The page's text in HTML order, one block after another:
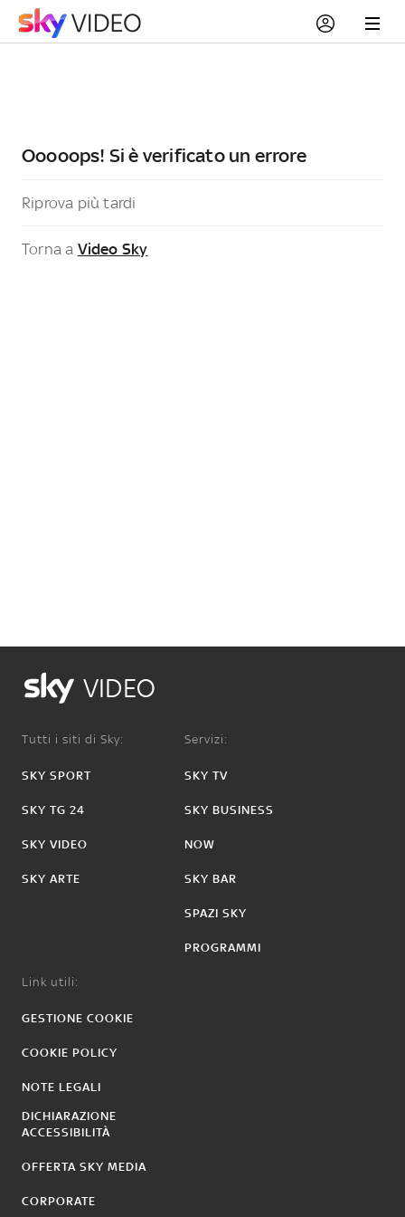
Ooooops! Si è verificato un errore
Riprova più tardi
Torna a Video Sky
VIDEO
Tutti i siti di Sky:
SKY SPORT
SKY TG 24
SKY VIDEO
SKY ARTE
Servizi:
SKY TV
SKY BUSINESS
NOW
SKY BAR
SPAZI SKY
PROGRAMMI
Link utili:
GESTIONE COOKIE
COOKIE POLICY
NOTE LEGALI
DICHIARAZIONE
ACCESSIBILITÀ
OFFERTA SKY MEDIA
CORPORATE